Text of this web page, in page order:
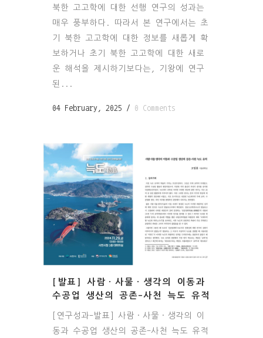
북한 고고학에 대한 선행 연구의 성과는
매우 풍부하다. 따라서 본 연구에서는 초
기 북한 고고학에 대한 정보를 새롭게 확
보하거나 초기 북한 고고학에 대한 새로
운 해석을 제시하기보다는, 기왕에 연구
된...
04 February, 2025 / 0 Comments
[발표] 사람·사물·생각의 이동과
수공업 생산의 공존-사천 늑도 유적
[연구성과-발표] 사람·사물·생각의 이
동과 수공업 생산의 공존-사천 늑도 유적